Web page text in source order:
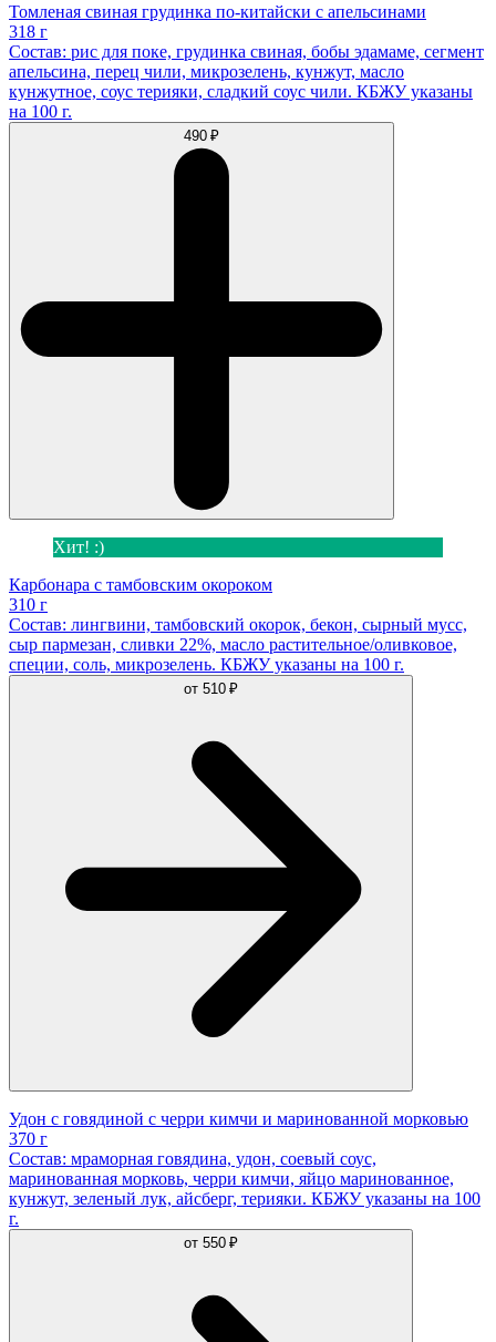
Томленая свиная грудинка по-китайски с апельсинами
318 г
Состав: рис для поке, грудинка свиная, бобы эдамаме, сегмент
апельсина, перец чили, микрозелень, кунжут, масло
кунжутное, соус терияки, сладкий соус чили. КБЖУ указаны
на 100 г.
490 ₽
Хит! :)
Карбонара с тамбовским окороком
310 г
Состав: лингвини, тамбовский окорок, бекон, сырный мусс,
сыр пармезан, сливки 22%, масло растительное/оливковое,
специи, соль, микрозелень. КБЖУ указаны на 100 г.
от 510 ₽
Удон с говядиной с черри кимчи и маринованной морковью
370 г
Состав: мраморная говядина, удон, соевый соус,
маринованная морковь, черри кимчи, яйцо маринованное,
кунжут, зеленый лук, айсберг, терияки. КБЖУ указаны на 100
г.
от 550 ₽